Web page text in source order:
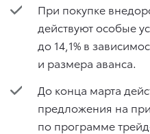
При покупке
действуют особые
до 14,1% в
и размера аванса.
До конца марта
предложения на
по программе